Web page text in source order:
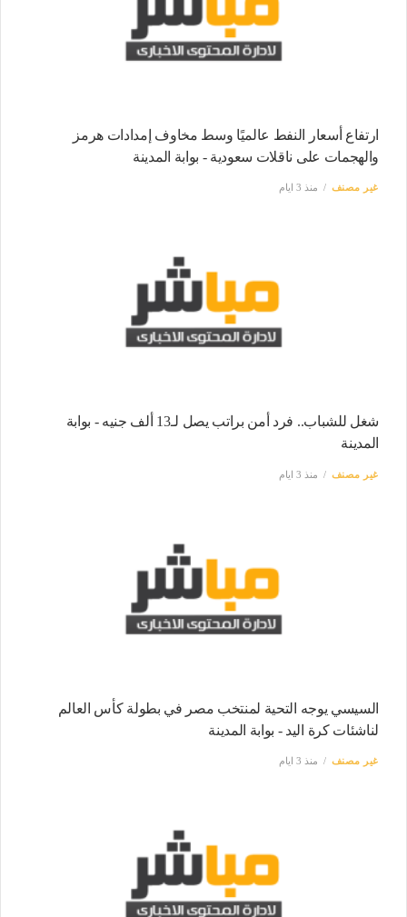
ارتفاع أسعار النفط عالميًا وسط مخاوف إمدادات هرمز
والهجمات على ناقلات سعودية - بوابة المدينة
غير مصنف منذ 3 ايام
شغل للشباب.. فرد أمن براتب يصل لـ13 ألف جنيه - بوابة
المدينة
غير مصنف منذ 3 ايام
السيسي يوجه التحية لمنتخب مصر في بطولة كأس العالم
لناشئات كرة اليد - بوابة المدينة
غير مصنف منذ 3 ايام